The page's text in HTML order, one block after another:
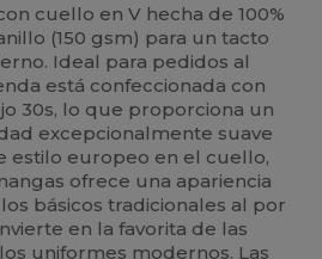
cuello en V hecha de 100%
(150 gsm) para un tacto
Ideal para pedidos al
está confeccionada con
30s, lo que proporciona un
excepcionalmente suave
estilo europeo en el cuello,
ofrece una apariencia
básicos tradicionales al por
en la favorita de las
uniformes modernos. Las